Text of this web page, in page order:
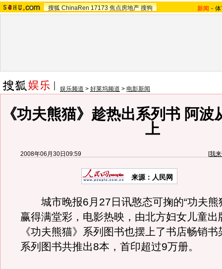
搜狐 ChinaRen 17173 焦点房地产 搜狗 新闻 -
娱乐频道 > 好莱坞频道 > 电影新闻
《功夫熊猫》趁热出系列书 阿波
上
2008年06月30日09:59 [我
来源：人民网
城市晚报6月27日讯憨态可掬的“功夫熊
赢得满堂彩，电影热映，由北方妇女儿童出
《功夫熊猫》系列图书也摆上了书店畅销
系列图书共推出8本，首印超过9万册。